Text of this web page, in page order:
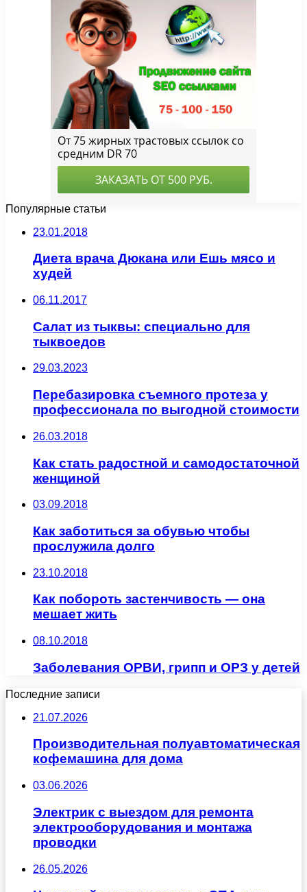
Популярные статьи
23.01.2018
Диета врача Дюкана или Ешь мясо и
худей
06.11.2017
Салат из тыквы: cпециально для
тыквоедов
29.03.2023
Перебазировка съемного протеза у
профессионала по выгодной стоимости
26.03.2018
Как стать радостной и самодостаточной
женщиной
03.09.2018
Как заботиться за обувью чтобы
прослужила долго
23.10.2018
Как побороть застенчивость — она
мешает жить
08.10.2018
Заболевания ОРВИ, грипп и ОРЗ у детей
Последние записи
21.07.2026
Производительная полуавтоматическая
кофемашина для дома
03.06.2026
Электрик с выездом для ремонта
электрооборудования и монтажа
проводки
26.05.2026